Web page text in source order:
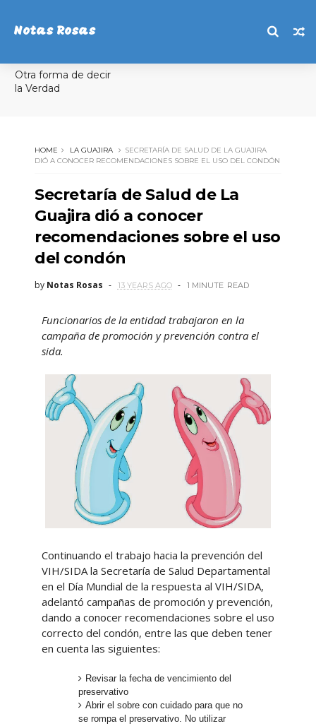
Notas Rosas
Otra forma de decir
la Verdad
HOME LA GUAJIRA
SECRETARÍA DE SALUD DE LA GUAJIRA
DIÓ A CONOCER RECOMENDACIONES SOBRE EL USO DEL CONDÓN
Secretaría de Salud de La
Guajira dió a conocer
recomendaciones sobre el uso
del condón
by Notas Rosas 13 YEARS AGO 1 MINUTE READ
Funcionarios de la entidad trabajaron en la
campaña de promoción y prevención contra el
sida.
Continuando el trabajo hacia la prevención del
VIH/SIDA la Secretaría de Salud Departamental
en el Día Mundial de la respuesta al VIH/SIDA,
adelantó campañas de promoción y prevención,
dando a conocer recomendaciones sobre el uso
correcto del condón, entre las que deben tener
en cuenta las siguientes:
Revisar la fecha de vencimiento del
preservativo
Abrir el sobre con cuidado para que no
se rompa el preservativo. No utilizar